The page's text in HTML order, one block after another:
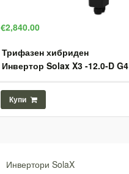
€2,840.00
Трифазен хибриден
Инвертор Solax X3 -12.0-D G4
Купи
Инвертори SolaX